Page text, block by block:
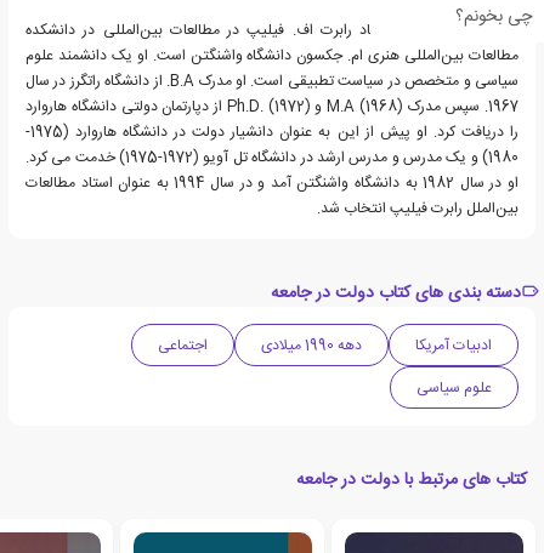
چی بخونم؟
جوئل اس. میگدال، استاد رابرت اف. فیلیپ در مطالعات بین‌المللی در دانشکده
مطالعات بین‌المللی هنری ام. جکسون دانشگاه واشنگتن است. او یک دانشمند علوم
سیاسی و متخصص در سیاست تطبیقی است. او مدرک B.A. از دانشگاه راتگرز در سال
1967. سپس مدرک M.A (1968) و Ph.D. (1972) از دپارتمان دولتی دانشگاه هاروارد
را دریافت کرد. او پیش از این به عنوان دانشیار دولت در دانشگاه هاروارد (1975-
1980) و یک مدرس و مدرس ارشد در دانشگاه تل آویو (1972-1975) خدمت می کرد.
او در سال 1982 به دانشگاه واشنگتن آمد و در سال 1994 به عنوان استاد مطالعات
بین‌الملل رابرت فیلیپ انتخاب شد.
دسته بندی های کتاب دولت در جامعه
ادبیات آمریکا دهه 1990 میلادی
اجتماعی
علوم سیاسی
کتاب های مرتبط با دولت در جامعه